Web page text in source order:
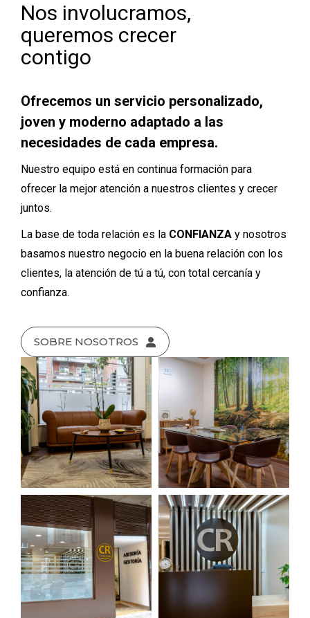
Nos involucramos,
queremos crecer
contigo
Ofrecemos un servicio personalizado,
joven y moderno adaptado a las
necesidades de cada empresa.
Nuestro equipo está en continua formación para
ofrecer la mejor atención a nuestros clientes y crecer
juntos.
La base de toda relación es la CONFIANZA y nosotros
basamos nuestro negocio en la buena relación con los
clientes, la atención de tú a tú, con total cercanía y
confianza.
SOBRE NOSOTROS